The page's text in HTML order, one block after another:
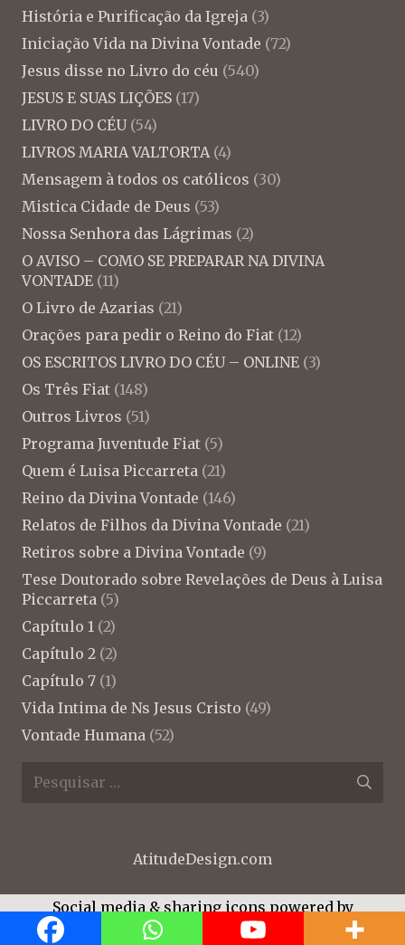
História e Purificação da Igreja (3)
Iniciação Vida na Divina Vontade (72)
Jesus disse no Livro do céu (540)
JESUS E SUAS LIÇÕES (17)
LIVRO DO CÉU (54)
LIVROS MARIA VALTORTA(4)
Mensagem à todos os católicos (30)
Mistica Cidade de Deus (53)
Nossa Senhora das Lágrimas (2)
O AVISO – COMO SE PREPARAR NA DIVINA
VONTADE (11)
O Livro de Azarias (21)
Orações para pedir o Reino do Fiat (12)
OS ESCRITOS LIVRO DO CÉU – ONLINE (3)
Os Três Fiat (148)
Outros Livros (51)
Programa Juventude Fiat (5)
Quem é Luisa Piccarreta (21)
Reino da Divina Vontade (146)
Relatos de Filhos da Divina Vontade (21)
Retiros sobre a Divina Vontade (9)
Tese Doutorado sobre Revelações de Deus à Luisa
Piccarreta (5)
Capítulo 1 (2)
Capítulo 2 (2)
Capítulo 7 (1)
Vida Intima de Ns Jesus Cristo (49)
Vontade Humana (52)
Pesquisar
AtitudeDesign.com
Social media & sharing icons powered by
UltimatelySocial